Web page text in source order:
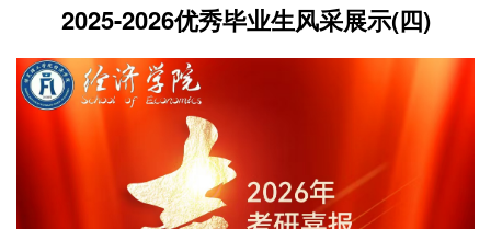
2025-2026优秀毕业生风采展示(四)